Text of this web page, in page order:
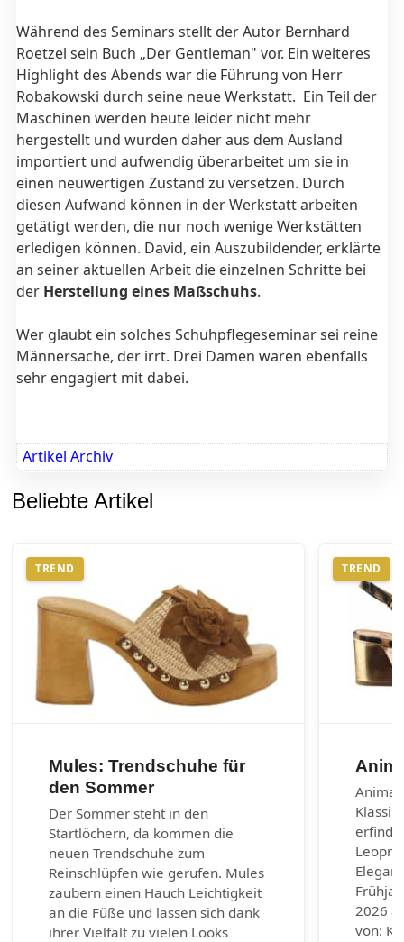
Während des Seminars stellt der Autor Bernhard
Roetzel sein Buch „Der Gentleman" vor. Ein weiteres
Highlight des Abends war die Führung von Herr
Robakowski durch seine neue Werkstatt. Ein Teil der
Maschinen werden heute leider nicht mehr
hergestellt und wurden daher aus dem Ausland
importiert und aufwendig überarbeitet um sie in
einen neuwertigen Zustand zu versetzen. Durch
diesen Aufwand können in der Werkstatt arbeiten
getätigt werden, die nur noch wenige Werkstätten
erledigen können. David, ein Auszubildender, erklärte
an seiner aktuellen Arbeit die einzelnen Schritte bei
der Herstellung eines Maßschuhs.
Wer glaubt ein solches Schuhpflegeseminar sei reine
Männersache, der irrt. Drei Damen waren ebenfalls
sehr engagiert mit dabei.
Artikel Archiv
Beliebte Artikel
TREND
Mules: Trendschuhe für
den Sommer
Der Sommer steht in den
Startlöchern, da kommen die
neuen Trendschuhe zum
Reinschlüpfen wie gerufen. Mules
zaubern einen Hauch Leichtigkeit
an die Füße und lassen sich dank
ihrer Vielfalt zu vielen Looks
TREND
2026
von: